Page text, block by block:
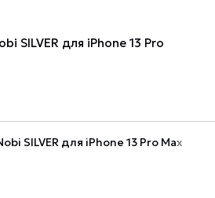
SILVER для iPhone 13 Pro